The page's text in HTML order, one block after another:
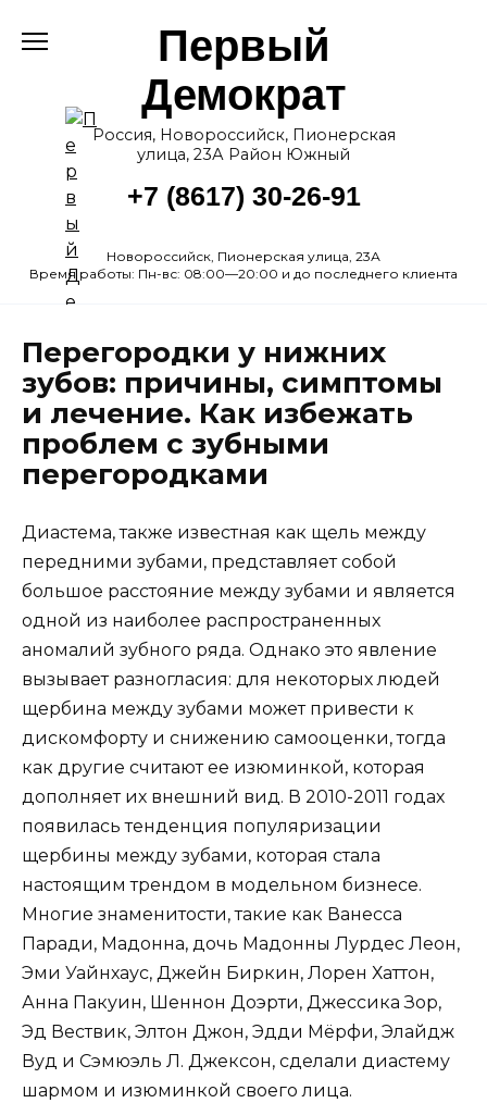
Первый
Демократ
Россия, Новороссийск, Пионерская
улица, 23А Район Южный
+7 (8617) 30-26-91
Новороссийск, Пионерская улица, 23А
Время работы: Пн-вс: 08:00—20:00 и до последнего клиента
Перегородки у нижних
зубов: причины, симптомы
и лечение. Как избежать
проблем с зубными
перегородками
Диастема, также известная как щель между
передними зубами, представляет собой
большое расстояние между зубами и является
одной из наиболее распространенных
аномалий зубного ряда. Однако это явление
вызывает разногласия: для некоторых людей
щербина между зубами может привести к
дискомфорту и снижению самооценки, тогда
как другие считают ее изюминкой, которая
дополняет их внешний вид. В 2010-2011 годах
появилась тенденция популяризации
щербины между зубами, которая стала
настоящим трендом в модельном бизнесе.
Многие знаменитости, такие как Ванесса
Паради, Мадонна, дочь Мадонны Лурдес Леон,
Эми Уайнхаус, Джейн Биркин, Лорен Хаттон,
Анна Пакуин, Шеннон Доэрти, Джессика Зор,
Эд Вествик, Элтон Джон, Эдди Мёрфи, Элайдж
Вуд и Сэмюэль Л. Джексон, сделали диастему
шармом и изюминкой своего лица.